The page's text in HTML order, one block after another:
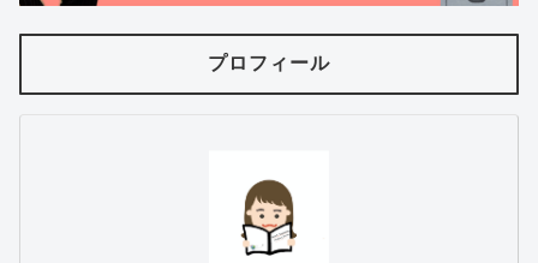
プロフィール